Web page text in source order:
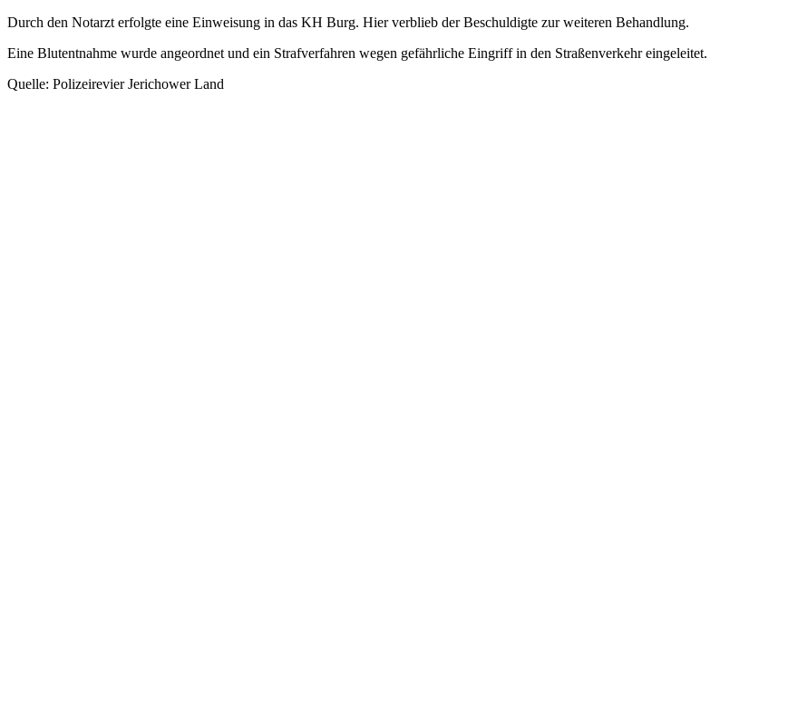
Durch den Notarzt erfolgte eine Einweisung in das KH Burg. Hier verblieb der Beschuldigte zur weiteren Behandlung.
Eine Blutentnahme wurde angeordnet und ein Strafverfahren wegen gefährliche Eingriff in den Straßenverkehr eingeleitet.
Quelle: Polizeirevier Jerichower Land